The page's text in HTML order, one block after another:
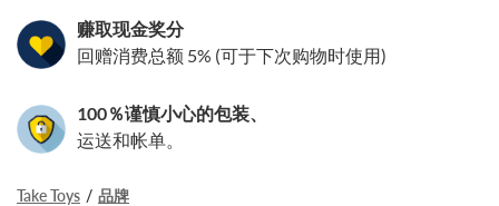
赚取现金奖分
回赠消费总额 5% (可于下次购物时使用)
100％谨慎小心的包装、
运送和帐单。
Take Toys 品牌